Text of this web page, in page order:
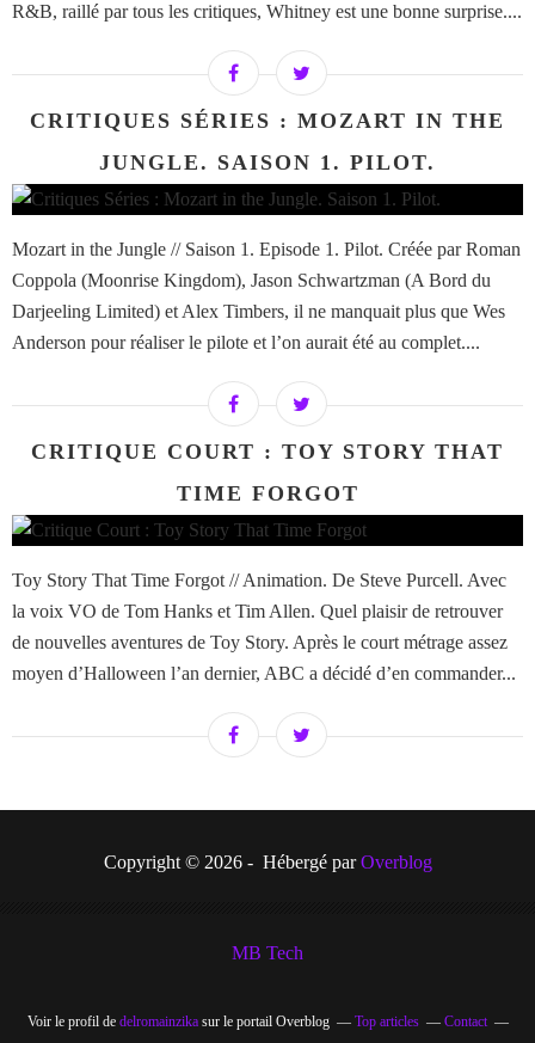
R&B, raillé par tous les critiques, Whitney est une bonne surprise....
CRITIQUES SÉRIES : MOZART IN THE
JUNGLE. SAISON 1. PILOT.
Mozart in the Jungle // Saison 1. Episode 1. Pilot. Créée par Roman
Coppola (Moonrise Kingdom), Jason Schwartzman (A Bord du
Darjeeling Limited) et Alex Timbers, il ne manquait plus que Wes
Anderson pour réaliser le pilote et l’on aurait été au complet....
CRITIQUE COURT : TOY STORY THAT
TIME FORGOT
Toy Story That Time Forgot // Animation. De Steve Purcell. Avec
la voix VO de Tom Hanks et Tim Allen. Quel plaisir de retrouver
de nouvelles aventures de Toy Story. Après le court métrage assez
moyen d’Halloween l’an dernier, ABC a décidé d’en commander...
Copyright © 2026 - Hébergé parOverblog
MB Tech
Voir le profil de delromainzikasur le portail Overblog Top articles Contact